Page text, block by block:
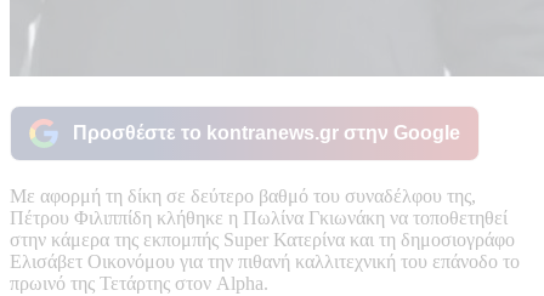
Προσθέστε το kontranews.gr στην Google
Με αφορμή τη δίκη σε δεύτερο βαθμό του συναδέλφου της,
Πέτρου Φιλιππίδη κλήθηκε η Πωλίνα Γκιωνάκη να τοποθετηθεί
στην κάμερα της εκπομπής Super Κατερίνα και τη δημοσιογράφο
Ελισάβετ Οικονόμου για την πιθανή καλλιτεχνική του επάνοδο το
πρωινό της Τετάρτης στον Alpha.